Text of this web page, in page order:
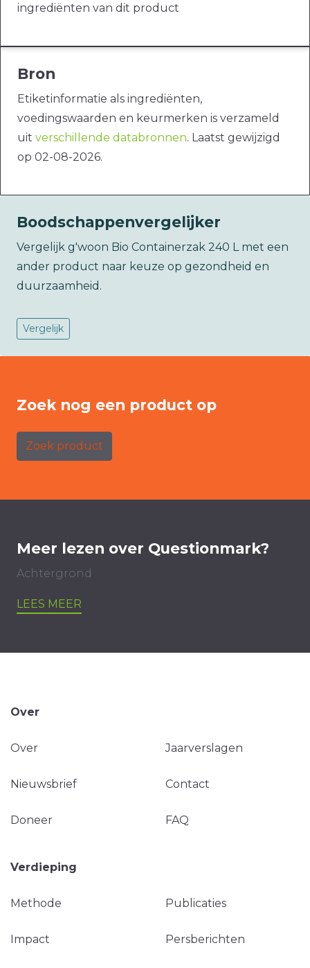
ingrediënten van dit product
Bron
Etiketinformatie als ingrediënten,
voedingswaarden en keurmerken is verzameld
uit verschillende databronnen. Laatst gewijzigd
op 02-08-2026.
Boodschappenvergelijker
Vergelijk g'woon Bio Containerzak 240 L met een
ander product naar keuze op gezondheid en
duurzaamheid.
Vergelijk
Zoek nog een product op
Zoek product
Meer lezen over Questionmark?
Achtergrond
LEES MEER
Over
Over Jaarverslagen
Nieuwsbrief Contact
Doneer FAQ
Verdieping
Methode Publicaties
Impact Persberichten